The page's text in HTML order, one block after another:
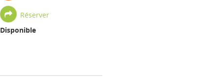
Réserver
Disponible